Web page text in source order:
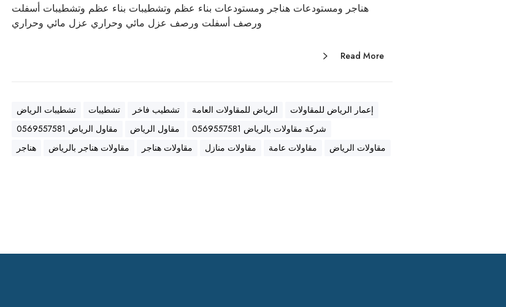
هناجر ومستودعات هناجر ومستودعات بناء عظم وتشطيبات بناء عظم وتشطيبات أسفلت
ورصف أسفلت ورصف عزل مائي وحراري عزل مائي وحراري
Read More
إعمار الرياض للمقاولات الرياض للمقاولات العامة تشطيب فاخر تشطيبات
تشطيبات الرياض
شركة مقاولات بالرياض 0569557581
مقاول الرياض
مقاول الرياض 0569557581
مقاولات الرياض
مقاولات عامة مقاولات منازل مقاولات هناجر مقاولات هناجر بالرياض هناجر